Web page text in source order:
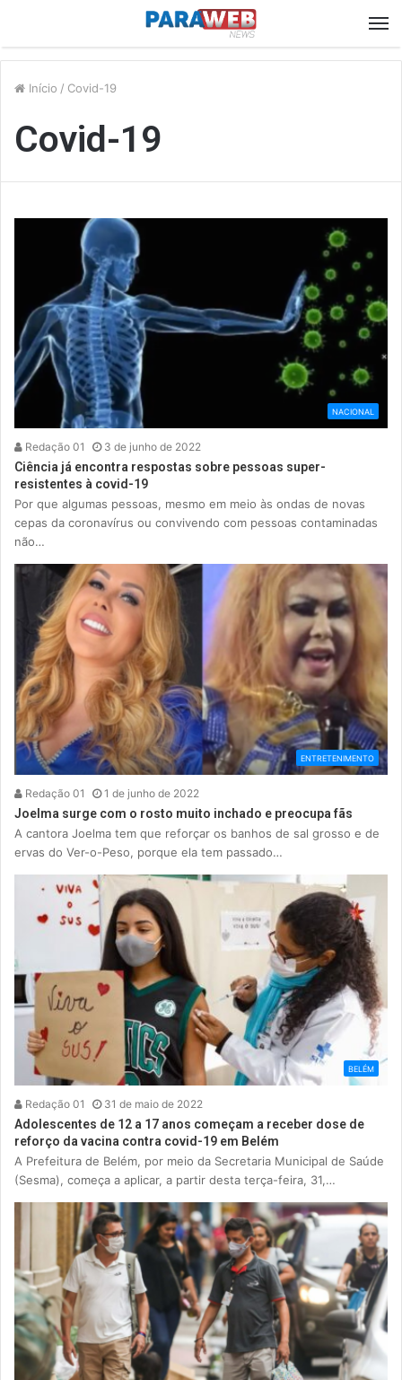
Início / Covid-19
Covid-19
NACIONAL
Redação 01 3 de junho de 2022
Ciência já encontra respostas sobre pessoas super-
resistentes à covid-19
Por que algumas pessoas, mesmo em meio às ondas de novas
cepas da coronavírus ou convivendo com pessoas contaminadas
não…
ENTRETENIMENTO
Redação 01 1 de junho de 2022
Joelma surge com o rosto muito inchado e preocupa fãs
A cantora Joelma tem que reforçar os banhos de sal grosso e de
ervas do Ver-o-Peso, porque ela tem passado…
BELÉM
Redação 01 31 de maio de 2022
Adolescentes de 12 a 17 anos começam a receber dose de
reforço da vacina contra covid-19 em Belém
A Prefeitura de Belém, por meio da Secretaria Municipal de Saúde
(Sesma), começa a aplicar, a partir desta terça-feira, 31,…